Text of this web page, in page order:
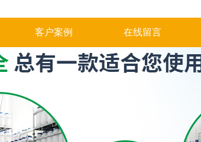
客户案例 在线留言